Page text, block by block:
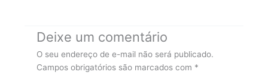
Deixe um comentário
O seu endereço de e-mail não será publicado.
Campos obrigatórios são marcados com *